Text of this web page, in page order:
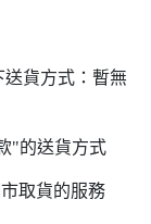
貨方式：暫無
"的送貨方式
取貨的服務